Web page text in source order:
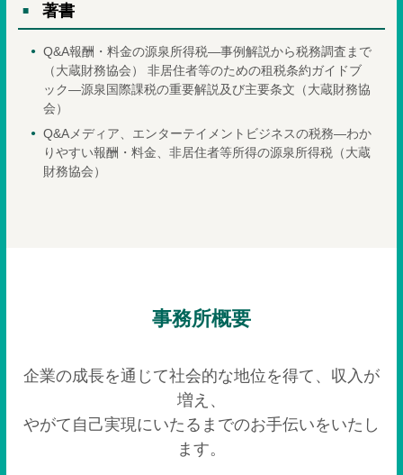
著書
Q&A報酬・料金の源泉所得税―事例解説から税務調査まで
（大蔵財務協会） 非居住者等のための租税条約ガイドブ
ック―源泉国際課税の重要解説及び主要条文（大蔵財務協
会）
Q&Aメディア、エンターテイメントビジネスの税務―わか
りやすい報酬・料金、非居住者等所得の源泉所得税（大蔵
財務協会）
事務所概要
企業の成長を通じて社会的な地位を得て、収入が
増え、
やがて自己実現にいたるまでのお手伝いをいたし
ます。